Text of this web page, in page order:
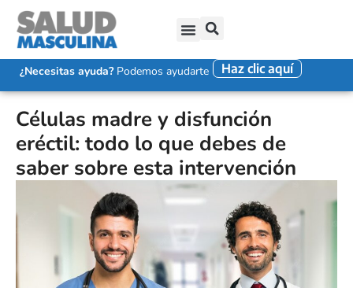
¿Necesitas ayuda?Podemos ayudarte Haz clic aquí
Células madre y disfunción
eréctil: todo lo que debes de
saber sobre esta intervención